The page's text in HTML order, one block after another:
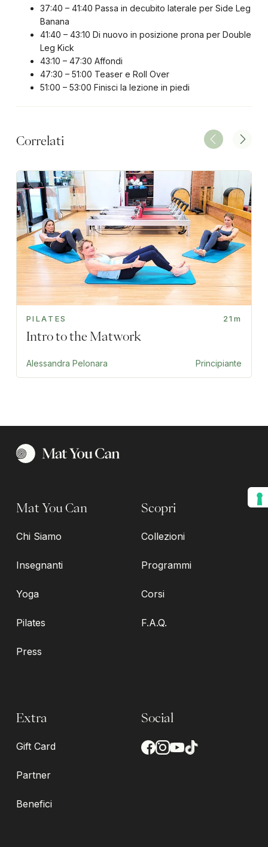
37:40 – 41:40 Passa in decubito laterale per Side Leg
Banana
41:40 – 43:10 Di nuovo in posizione prona per Double
Leg Kick
43:10 – 47:30 Affondi
47:30 – 51:00 Teaser e Roll Over
51:00 – 53:00 Finisci la lezione in piedi
Correlati
PILATES 21m
Intro to the Matwork
Alessandra Pelonara Principiante
Mat You Can
Chi Siamo
Insegnanti
Yoga
Pilates
Press
Scopri
Collezioni
Programmi
Corsi
F.A.Q.
Extra
Gift Card
Partner
Benefici
Social